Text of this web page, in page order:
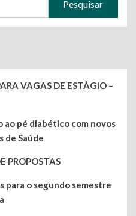
VAGAS DE ESTÁGIO –
ao pé diabético com novos
de Saúde
PROPOSTAS
para o segundo semestre